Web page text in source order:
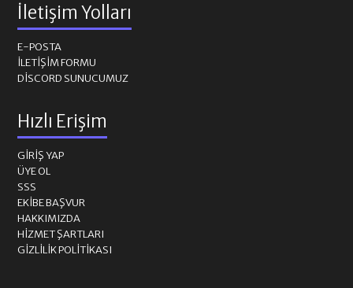
İletişim Yolları
E-POSTA
İLETIŞIM FORMU
DISCORD SUNUCUMUZ
Hızlı Erişim
GIRIŞ YAP
ÜYE OL
SSS
EKIBE BAŞVUR
HAKKIMIZDA
HIZMET ŞARTLARI
GIZLILIK POLITIKASI